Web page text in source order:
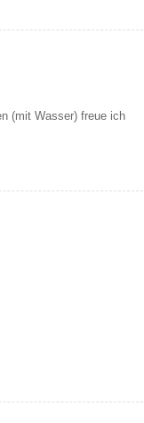
(mit Wasser) freue ich